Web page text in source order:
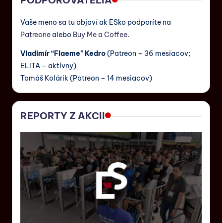
Vaše meno sa tu objaví ak ESko podporíte na
Patreone alebo Buy Me a Coffee.
Vladimír “Flaeme” Kedro(Patreon – 36 mesiacov;
ELITA – aktívny)
Tomáš Kolárik (Patreon – 14 mesiacov)
REPORTY Z AKCII